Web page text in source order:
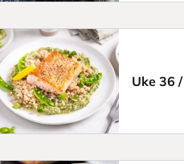
Uke 36 /